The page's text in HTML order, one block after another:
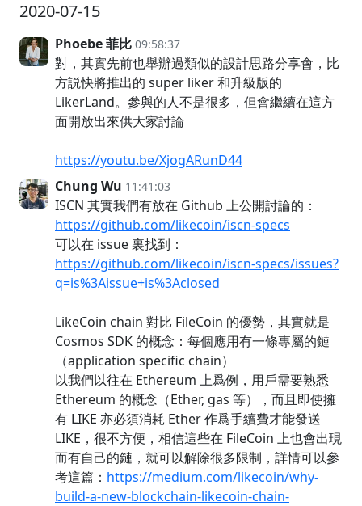
2020-07-15
Phoebe 菲比 09:58:37
對，其實先前也舉辦過類似的設計思路分享會，比
方説快將推出的 super liker 和升級版的
LikerLand。參與的人不是很多，但會繼續在這方
面開放出來供大家討論
https://youtu.be/XjogARunD44
Chung Wu 11:41:03
ISCN 其實我們有放在 Github 上公開討論的：
https://github.com/likecoin/iscn-specs
可以在 issue 裏找到：
https://github.com/likecoin/iscn-specs/issues?
q=is%3Aissue+is%3Aclosed
LikeCoin chain 對比 FileCoin 的優勢，其實就是
Cosmos SDK 的概念：每個應用有一條專屬的鏈
（application specific chain）
以我們以往在 Ethereum 上爲例，用戶需要熟悉
Ethereum 的概念（Ether, gas 等），而且即使擁
有 LIKE 亦必須消耗 Ether 作爲手續費才能發送
LIKE，很不方便，相信這些在 FileCoin 上也會出現
而有自己的鏈，就可以解除很多限制，詳情可以參
考這篇： https://medium.com/likecoin/why-
build-a-new-blockchain-likecoin-chain-